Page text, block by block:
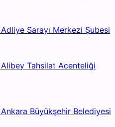
Sarayı Merkezi Şubesi
Tahsilat Acenteliği
Büyükşehir Belediyesi